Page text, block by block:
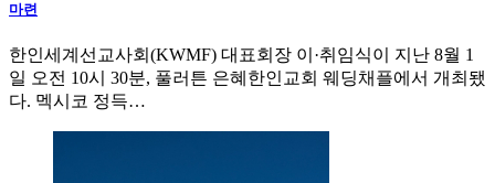
마련
한인세계선교사회(KWMF) 대표회장 이·취임식이 지난 8월 1
일 오전 10시 30분, 풀러튼 은혜한인교회 웨딩채플에서 개최됐
다. 멕시코 정득…